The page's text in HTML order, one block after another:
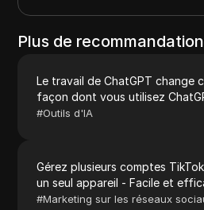
Plus de
Le travail de ChatGPT change
façon dont vous utilisez
#Outils d'IA
Gérez plusieurs comptes
un seul appareil - Facile et
#Marketing sur les réseaux